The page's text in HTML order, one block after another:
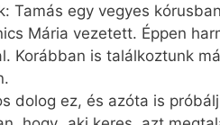
Tamás egy vegyes
Mária vezetett. Éppen
Korábban is találkoztunk
dolog ez, és azóta is